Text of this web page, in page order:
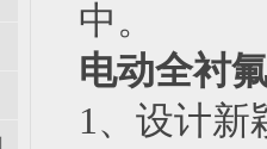
中。
电动全衬
1、设计新